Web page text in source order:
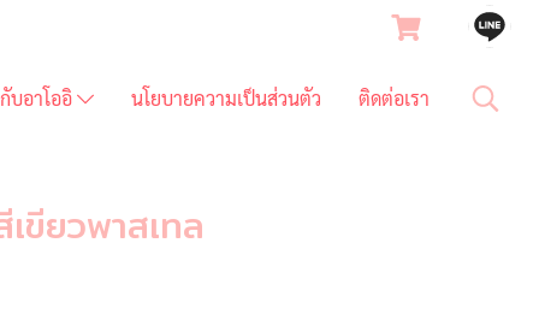
บอาโออิ นโยบายความเป็นส่วนตัว ติดต่อเรา
ขียวพาสเทล